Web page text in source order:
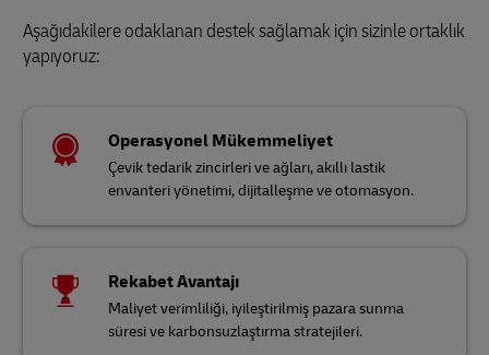
Aşağıdakilere odaklanan destek sağlamak için sizinle ortaklık
yapıyoruz:
Operasyonel Mükemmeliyet
Çevik tedarik zincirleri ve ağları, akıllı lastik
envanteri yönetimi, dijitalleşme ve otomasyon.
Rekabet Avantajı
Maliyet verimliliği, iyileştirilmiş pazara sunma
süresi ve karbonsuzlaştırma stratejileri.